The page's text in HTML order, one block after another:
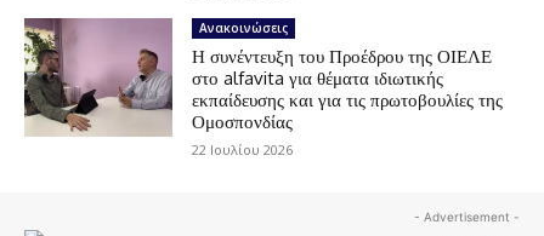
Ανακοινώσεις
Η συνέντευξη του Προέδρου της ΟΙΕΛΕ
στο alfavita για θέματα ιδιωτικής
εκπαίδευσης και για τις πρωτοβουλίες της
Ομοσπονδίας
22 Ιουλίου 2026
- Advertisement -